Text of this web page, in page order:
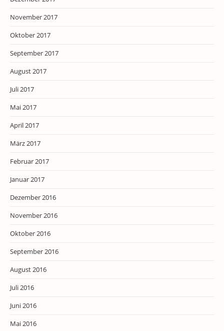
November 2017
Oktober 2017
September 2017
August 2017
Juli 2017
Mai 2017
April 2017
März 2017
Februar 2017
Januar 2017
Dezember 2016
November 2016
Oktober 2016
September 2016
August 2016
Juli 2016
Juni 2016
Mai 2016